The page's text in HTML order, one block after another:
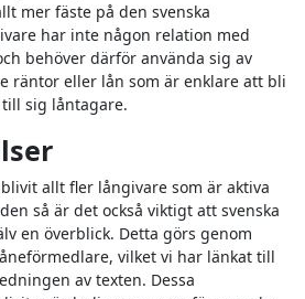
mer fäste på den svenska
har inte någon relation med
behöver därför använda sig av
räntor eller lån som är enklare att bli
sig låntagare.
allt fler långivare som är aktiva
så är det också viktigt att svenska
en överblick. Detta görs genom
vilket vi har länkat till
av texten. Dessa